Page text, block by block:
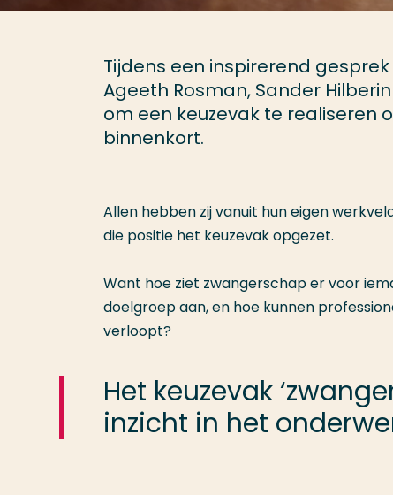
Tijdens een inspirerend
Ageeth Rosman, Sander
om een keuzevak te realiseren
binnenkort.
Allen hebben zij vanuit hun eigen
die positie het keuzevak opgezet.
Want hoe ziet zwangerschap er voor
doelgroep aan, en hoe kunnen
verloopt?
Het keuzevak
inzicht in het